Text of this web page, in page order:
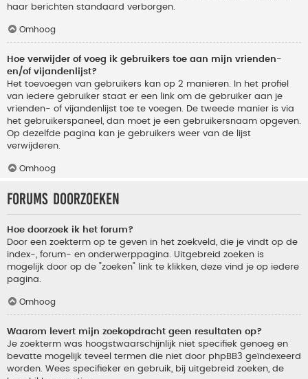
haar berichten standaard verborgen.
Omhoog
Hoe verwijder of voeg ik gebruikers toe aan mijn vrienden-
en/of vijandenlijst?
Het toevoegen van gebruikers kan op 2 manieren. In het profiel
van iedere gebruiker staat er een link om de gebruiker aan je
vrienden- of vijandenlijst toe te voegen. De tweede manier is via
het gebruikerspaneel, dan moet je een gebruikersnaam opgeven.
Op dezelfde pagina kan je gebruikers weer van de lijst
verwijderen.
Omhoog
Forums doorzoeken
Hoe doorzoek ik het forum?
Door een zoekterm op te geven in het zoekveld, die je vindt op de
index-, forum- en onderwerppagina. Uitgebreid zoeken is
mogelijk door op de "zoeken" link te klikken, deze vind je op iedere
pagina.
Omhoog
Waarom levert mijn zoekopdracht geen resultaten op?
Je zoekterm was hoogstwaarschijnlijk niet specifiek genoeg en
bevatte mogelijk teveel termen die niet door phpBB3 geïndexeerd
worden. Wees specifieker en gebruik, bij uitgebreid zoeken, de